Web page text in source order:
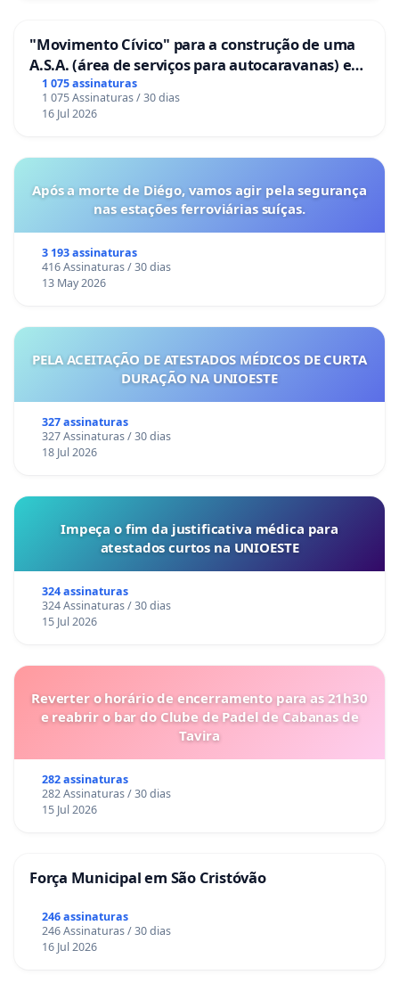
"Movimento Cívico" para a construção de uma
A.S.A. (área de serviços para autocaravanas) em
Coimbra
1 075 assinaturas
1 075 Assinaturas / 30 dias
16 Jul 2026
Após a morte de Diégo, vamos agir pela segurança
nas estações ferroviárias suíças.
3 193 assinaturas
416 Assinaturas / 30 dias
13 May 2026
PELA ACEITAÇÃO DE ATESTADOS MÉDICOS DE CURTA
DURAÇÃO NA UNIOESTE
327 assinaturas
327 Assinaturas / 30 dias
18 Jul 2026
Impeça o fim da justificativa médica para
atestados curtos na UNIOESTE
324 assinaturas
324 Assinaturas / 30 dias
15 Jul 2026
Reverter o horário de encerramento para as 21h30
e reabrir o bar do Clube de Padel de Cabanas de
Tavira
282 assinaturas
282 Assinaturas / 30 dias
15 Jul 2026
Força Municipal em São Cristóvão
246 assinaturas
246 Assinaturas / 30 dias
16 Jul 2026